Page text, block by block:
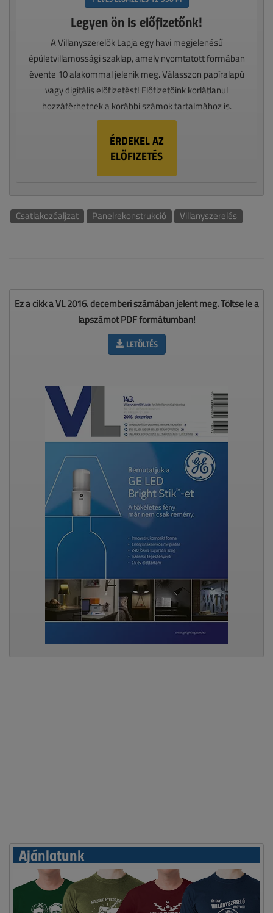
Legyen ön is előfizetőnk!
A Villanyszerelők Lapja egy havi megjelenésű
épületvillamossági szaklap, amely nyomtatott formában
évente 10 alakommal jelenik meg. Válasszon papíralapú
vagy digitális előfizetést! Előfizetőink korlátlanul
hozzáférhetnek a korábbi számok tartalmához is.
ÉRDEKEL AZ
ELŐFIZETÉS
Csatlakozóaljzat Panelrekonstrukció Villanyszerelés
Ez a cikk a VL 2016. decemberi számában jelent meg. Töltse le a
lapszámot PDF formátumban!
LETÖLTÉS
Ajánlatunk